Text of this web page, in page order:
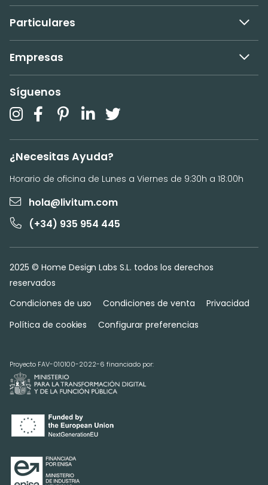
Particulares
Empresas
Síguenos
¿Necesitas Ayuda?
Horario de oficina de Lunes a Viernes de 9:30h a 18:00h
hola@livitum.com
(+34) 935 954 445
2025 © Home Design Labs S.L. todos los derechos
reservados
Condiciones de uso
Condiciones de venta
Privacidad
Política de cookies
Configurar preferencias
Proyecto FAV-010100-2022-6 financiado por: